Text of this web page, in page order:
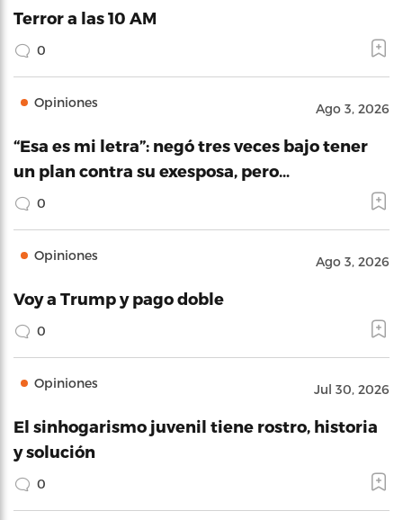
Terror a las 10 AM
0
Opiniones Ago 3, 2026
“Esa es mi letra”: negó tres veces bajo tener
un plan contra su exesposa, pero…
0
Opiniones Ago 3, 2026
Voy a Trump y pago doble
0
Opiniones Jul 30, 2026
El sinhogarismo juvenil tiene rostro, historia
y solución
0